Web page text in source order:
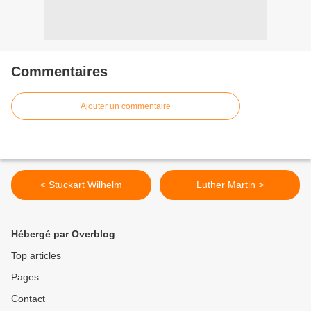
Commentaires
Ajouter un commentaire
< Stuckart Wilhelm Luther Martin >
Hébergé par Overblog
Top articles
Pages
Contact